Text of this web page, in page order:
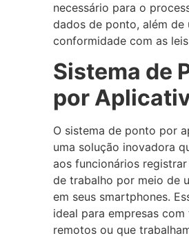
necessário para o
dados de ponto, além de
conformidade com as
Sistema de
por
O sistema de ponto por
uma solução inovadora
aos funcionários registrar
de trabalho por meio de
em seus smartphones.
ideal para empresas
remotos ou que